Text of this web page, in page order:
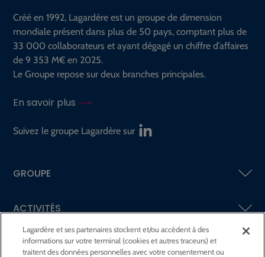
Créé en 1992, Lagardère est un groupe de dimension
mondiale présent dans plus de 50 pays, comptant plus de
33 000 collaborateurs et ayant dégagé un chiffre d’affaires
de 9 353 M€ en 2025.
Le Groupe repose sur deux branches principales.
En savoir plus
Suivez le groupe Lagardère sur
GROUPE
ACTIVITÉS
ACTIONNAIRES &INVESTISSEURS
Lagardère et ses partenaires stockent et/ou accèdent à des
informations sur votre terminal (cookies et autres traceurs) et
traitent des données personnelles avec votre consentement ou